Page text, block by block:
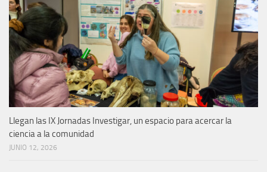
Llegan las IX Jornadas Investigar, un espacio para acercar la
ciencia a la comunidad
JUNIO 12, 2026